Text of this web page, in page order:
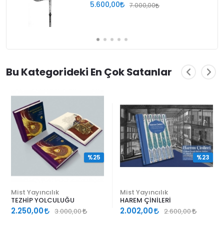
5.600,00 7.000,00
Bu Kategorideki En Çok Satanlar
Mist Yayıncılık
TEZHİP YOLCULUĞU
2.250,00 3.000,00
%25
Mist Yayıncılık
HAREM ÇİNİLERİ
2.002,00 2.600,00
%23